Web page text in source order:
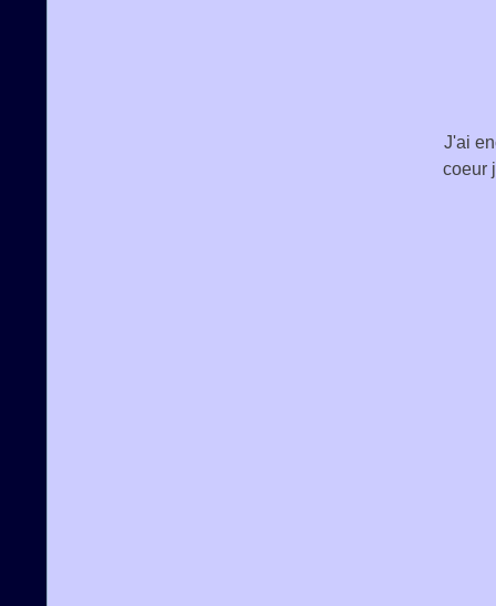
J'ai
coeur